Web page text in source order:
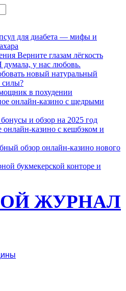
для диабета — мифы и
Верните глазам лёгкость
у нас любовь.
новый натуральный
силы?
в похудении
онлайн-казино с щедрыми
и обзор на 2025 год
онлайн-казино с кешбэком и
обзор онлайн-казино нового
букмекерской конторе и
ЖУРНАЛ